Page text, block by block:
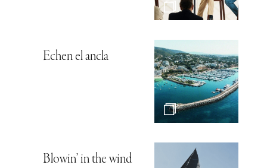
Echen el ancla
Blowin’ in the wind